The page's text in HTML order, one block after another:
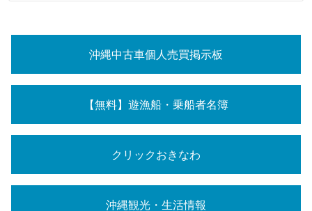
沖縄中古車個人売買掲示板
【無料】遊漁船・乗船者名簿
クリックおきなわ
沖縄観光・生活情報